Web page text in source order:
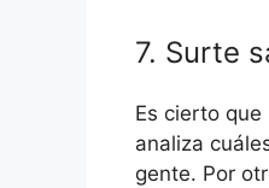
7. Surte
Es cierto
analiza
gente. Por